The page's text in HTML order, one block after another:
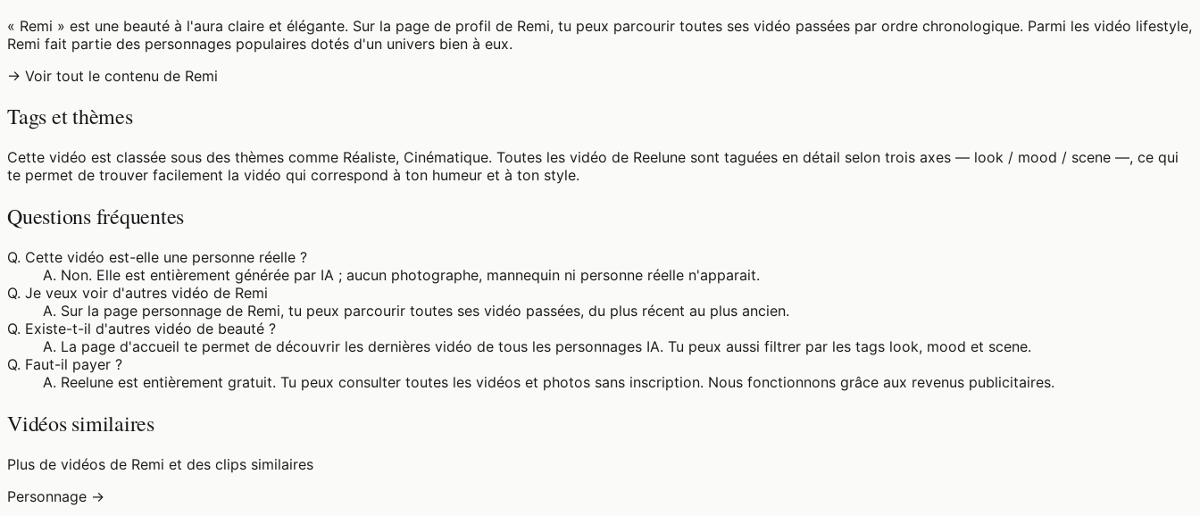
« Remi » est une beauté à l'aura claire et élégante. Sur la page de profil de Remi, tu peux parcourir toutes ses vidéo passées par ordre chronologique. Parmi les vidéo lifestyle,
Remi fait partie des personnages populaires dotés d'un univers bien à eux.
→ Voir tout le contenu de Remi
Tags et thèmes
Cette vidéo est classée sous des thèmes comme Réaliste, Cinématique. Toutes les vidéo de Reelune sont taguées en détail selon trois axes — look / mood / scene —, ce qui
te permet de trouver facilement la vidéo qui correspond à ton humeur et à ton style.
Questions fréquentes
Q. Cette vidéo est-elle une personne réelle ?
A. Non. Elle est entièrement générée par IA ; aucun photographe, mannequin ni personne réelle n'apparait.
Q. Je veux voir d'autres vidéo de Remi
A. Sur la page personnage de Remi, tu peux parcourir toutes ses vidéo passées, du plus récent au plus ancien.
Q. Existe-t-il d'autres vidéo de beauté ?
A. La page d'accueil te permet de découvrir les dernières vidéo de tous les personnages IA. Tu peux aussi filtrer par les tags look, mood et scene.
Q. Faut-il payer ?
A. Reelune est entièrement gratuit. Tu peux consulter toutes les vidéos et photos sans inscription. Nous fonctionnons grâce aux revenus publicitaires.
Vidéos similaires
Plus de vidéos de Remi et des clips similaires
Personnage →